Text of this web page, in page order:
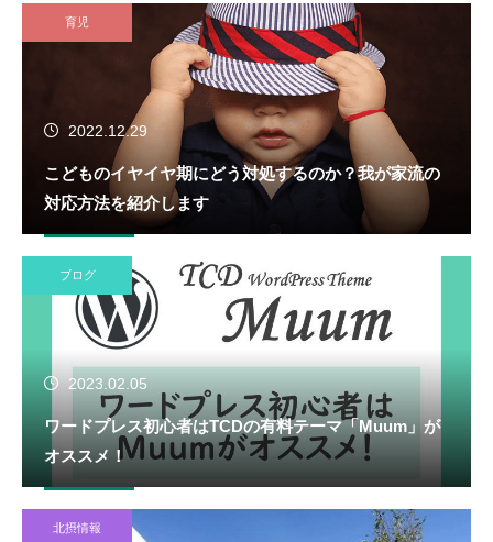
育児
2022.12.29
こどものイヤイヤ期にどう対処するのか？我が家流の
対応方法を紹介します
ブログ
2023.02.05
ワードプレス初心者はTCDの有料テーマ「Muum」が
オススメ！
北摂情報